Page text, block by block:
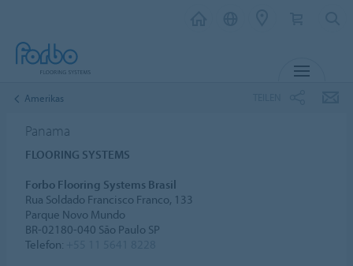
Amerikas
Panama
FLOORING SYSTEMS
Forbo Flooring Systems Brasil
Rua Soldado Francisco Franco, 133
Parque Novo Mundo
BR-02180-040 São Paulo SP
Telefon: